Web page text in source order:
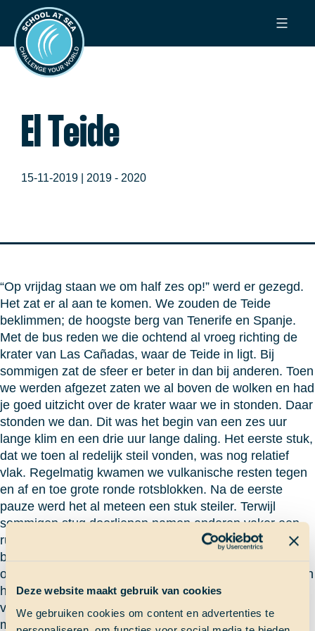
Deze website maakt gebruik van cookies
We gebruiken cookies om content en advertenties te
naar
inhoud
School
at
Sea
El Teide
15-11-2019 | 2019 - 2020
“Op vrijdag staan we om half zes op!” werd er gezegd.
Het zat er al aan te komen. We zouden de Teide
beklimmen; de hoogste berg van Tenerife en Spanje.
Met de bus reden we die ochtend al vroeg richting de
krater van Las Cañadas, waar de Teide in ligt. Bij
sommigen zat de sfeer er beter in dan bij anderen. Toen
we werden afgezet zaten we al boven de wolken en had
je goed uitzicht over de krater waar we in stonden. Daar
stonden we dan. Dit was het begin van een zes uur
lange klim en een drie uur lange daling. Het eerste stuk,
dat we toen al redelijk steil vonden, was nog relatief
vlak. Regelmatig kwamen we vulkanische resten tegen
en af en toe grote ronde rotsblokken. Na de eerste
pauze werd het al meteen een stuk steiler. Terwijl
sommigen stug doorliepen namen anderen vaker een
rustpauze. Nadat we langs de herberg waren gekomen
begon het klimmen pas écht. Langzaam bewogen we
ons voort over en tussen de rotsen. Wat veertig minuten
had moeten duren tot boven bleek veel langer. Een
voorbijganger had ons gezegd dat het nog twintig
minuten was. De volgende voorbijganger een kwartier